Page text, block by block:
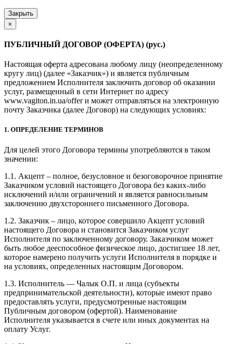
Закрыть
×
ПУБЛИЧНЫЙ ДОГОВОР (ОФЕРТА) (рус.)
Настоящая оферта адресована любому лицу (неопределенному
кругу лиц) (далее «Заказчик») и является публичным
предложением Исполнителя заключить договор об оказании
услуг, размещенный в сети Интернет по адресу
www.vagiton.in.ua/offer и может отправляться на электронную
почту Заказчика (далее Договор) на следующих условиях:
1. ОПРЕДЕЛЕНИЕ ТЕРМИНОВ
Для целей этого Договора термины употребляются в таком
значении:
1.1. Акцепт – полное, безусловное и безоговорочное принятие
Заказчиком условий настоящего Договора без каких-либо
исключений и/или ограничений и является равносильным
заключению двухстороннего письменного Договора.
1.2. Заказчик – лицо, которое совершило Акцепт условий
настоящего Договора и становится Заказчиком услуг
Исполнителя по заключенному договору. Заказчиком может
быть любое дееспособное физическое лицо, достигшее 18 лет,
которое намерено получить услуги Исполнителя в порядке и
на условиях, определенных настоящим Договором.
1.3. Исполнитель — Чалык О.П. и лица (субъекты
предпринимательской деятельности), которые имеют право
предоставлять услуги, предусмотренные настоящим
Публичным договором (офертой). Наименование
Исполнителя указывается в счете или иных документах на
оплату Услуг.